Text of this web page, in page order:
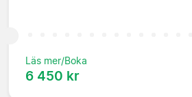
Läs mer/Boka
6 450 kr